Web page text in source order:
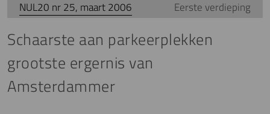
NUL20 nr 25, maart 2006 Eerste verdieping
Schaarste aan parkeerplekken
grootste ergernis van
Amsterdammer